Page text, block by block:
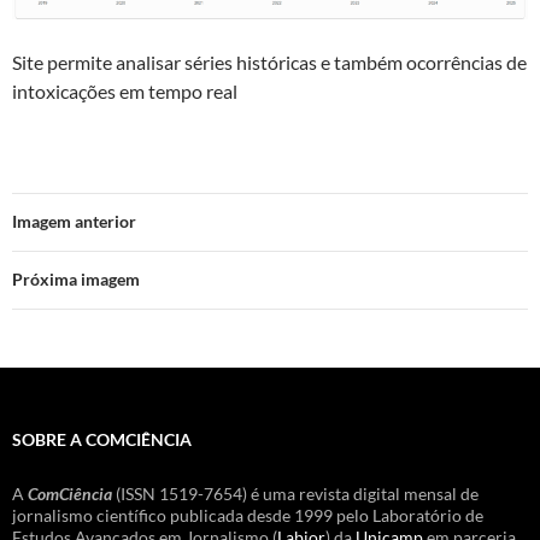
Site permite analisar séries históricas e também ocorrências de
intoxicações em tempo real
Imagem anterior
Próxima imagem
SOBRE A COMCIÊNCIA
A ComCiência (ISSN 1519-7654) é uma revista digital mensal de
jornalismo científico publicada desde 1999 pelo Laboratório de